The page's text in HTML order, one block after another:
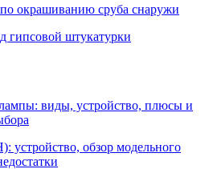
окрашиванию сруба снаружи
гипсовой штукатурки
виды, устройство, плюсы и
обзор модельного